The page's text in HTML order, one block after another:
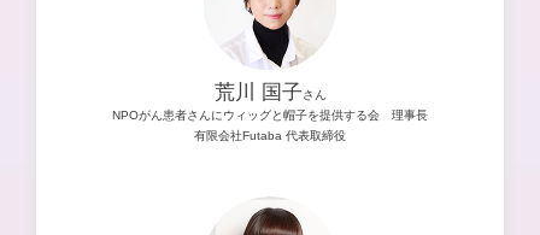
荒川 国子さん
NPOがん患者さんにウィッグと帽子を提供する会 理事長
有限会社Futaba 代表取締役